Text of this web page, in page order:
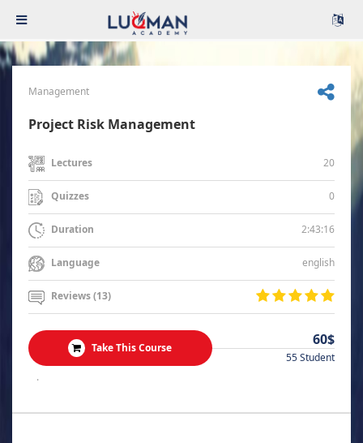
Management
Project Risk Management
Lectures 20
Quizzes 0
Duration 2:43:16
Language english
Reviews (13)
Take This Course 60$
55 Student
.